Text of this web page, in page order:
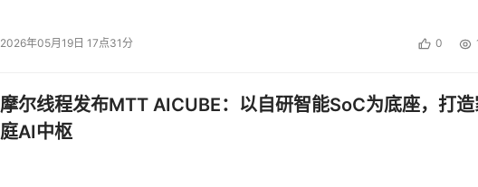
2026年05月19日 17点31分 0
摩尔线程发布MTT AICUBE：以自研智能SoC为底座，打
庭AI中枢